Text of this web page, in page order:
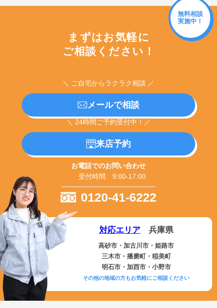
無料相談
実施中！
まずはお気軽に
ご相談ください！
＼ ご自宅からラクラク相談 ／
メールで相談
＼ 24時間ご予約受付中！／
来店予約
お電話でのお問い合わせ
受付時間 9:00-17:00
0120-41-6222
対応エリア兵庫県
高砂市・加古川市・姫路市
三木市・播磨町・稲美町
明石市・加西市・小野市
その他の地域の方もお気軽にご相談ください